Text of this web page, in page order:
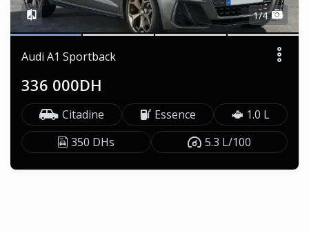
1/4
Audi A1 Sportback
336 000DH
Citadine Essence
1.0 L
350 DHs
5.3 L/100